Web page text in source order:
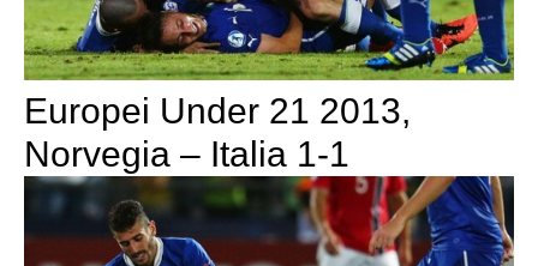
Europei Under 21 2013,
Norvegia – Italia 1-1